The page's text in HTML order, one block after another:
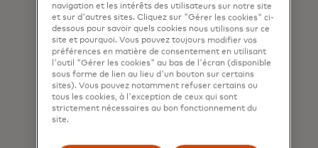
Intelligence artificielle
Intégrez l’IA pour personnaliser les
interactions et booster
navigation et les intérêts des utilisateurs sur notre site
et sur d'autres sites. Cliquez sur "Gérer les cookies" ci-
dessous pour savoir quels cookies nous utilisons sur ce
site et pourquoi. Vous pouvez toujours modifier vos
préférences en matière de consentement en utilisant
l'outil "Gérer les cookies" au bas de l'écran (disponible
sous forme de lien au lieu d'un bouton sur certains
sites). Vous pouvez notamment refuser certains ou
tous les cookies, à l'exception de ceux qui sont
strictement nécessaires au bon fonctionnement du
site.